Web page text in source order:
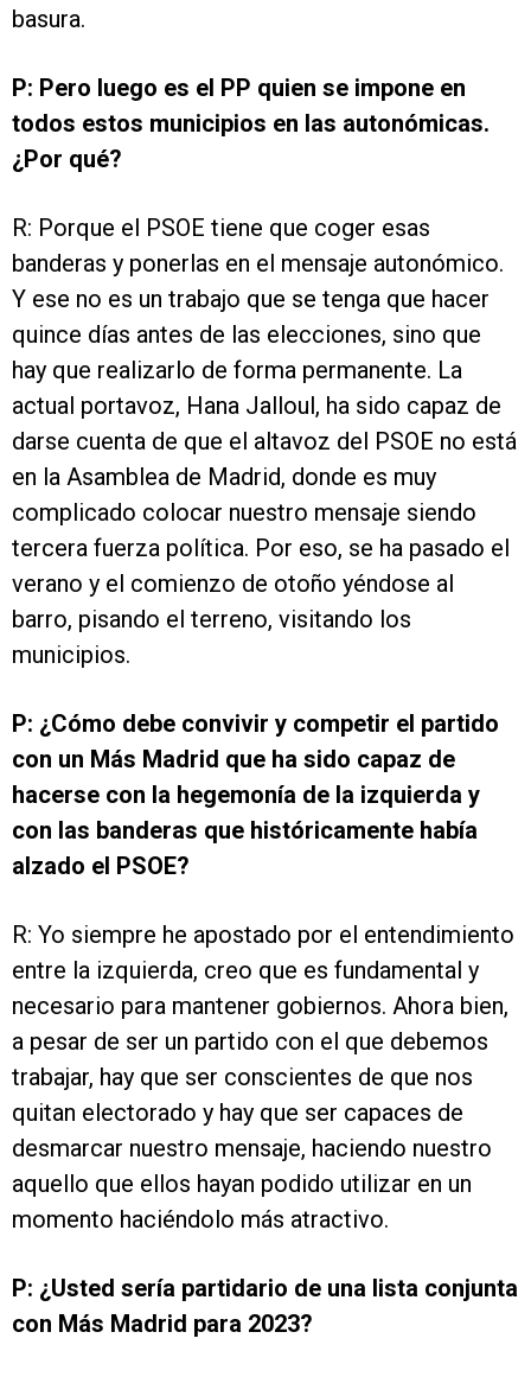
basura.
P: Pero luego es el PP quien se impone en
todos estos municipios en las autonómicas.
¿Por qué?
R: Porque el PSOE tiene que coger esas
banderas y ponerlas en el mensaje autonómico.
Y ese no es un trabajo que se tenga que hacer
quince días antes de las elecciones, sino que
hay que realizarlo de forma permanente. La
actual portavoz, Hana Jalloul, ha sido capaz de
darse cuenta de que el altavoz del PSOE no está
en la Asamblea de Madrid, donde es muy
complicado colocar nuestro mensaje siendo
tercera fuerza política. Por eso, se ha pasado el
verano y el comienzo de otoño yéndose al
barro, pisando el terreno, visitando los
municipios.
P: ¿Cómo debe convivir y competir el partido
con un Más Madrid que ha sido capaz de
hacerse con la hegemonía de la izquierda y
con las banderas que históricamente había
alzado el PSOE?
R: Yo siempre he apostado por el entendimiento
entre la izquierda, creo que es fundamental y
necesario para mantener gobiernos. Ahora bien,
a pesar de ser un partido con el que debemos
trabajar, hay que ser conscientes de que nos
quitan electorado y hay que ser capaces de
desmarcar nuestro mensaje, haciendo nuestro
aquello que ellos hayan podido utilizar en un
momento haciéndolo más atractivo.
P: ¿Usted sería partidario de una lista conjunta
con Más Madrid para 2023?